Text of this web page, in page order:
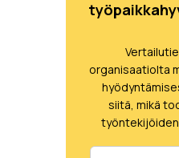
organisaatiolta
siitä, mikä